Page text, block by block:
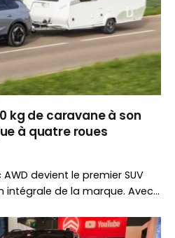
kg de caravane à son
à quatre roues
devient le premier SUV
intégrale de la marque. Avec
cible aussi les amateurs de